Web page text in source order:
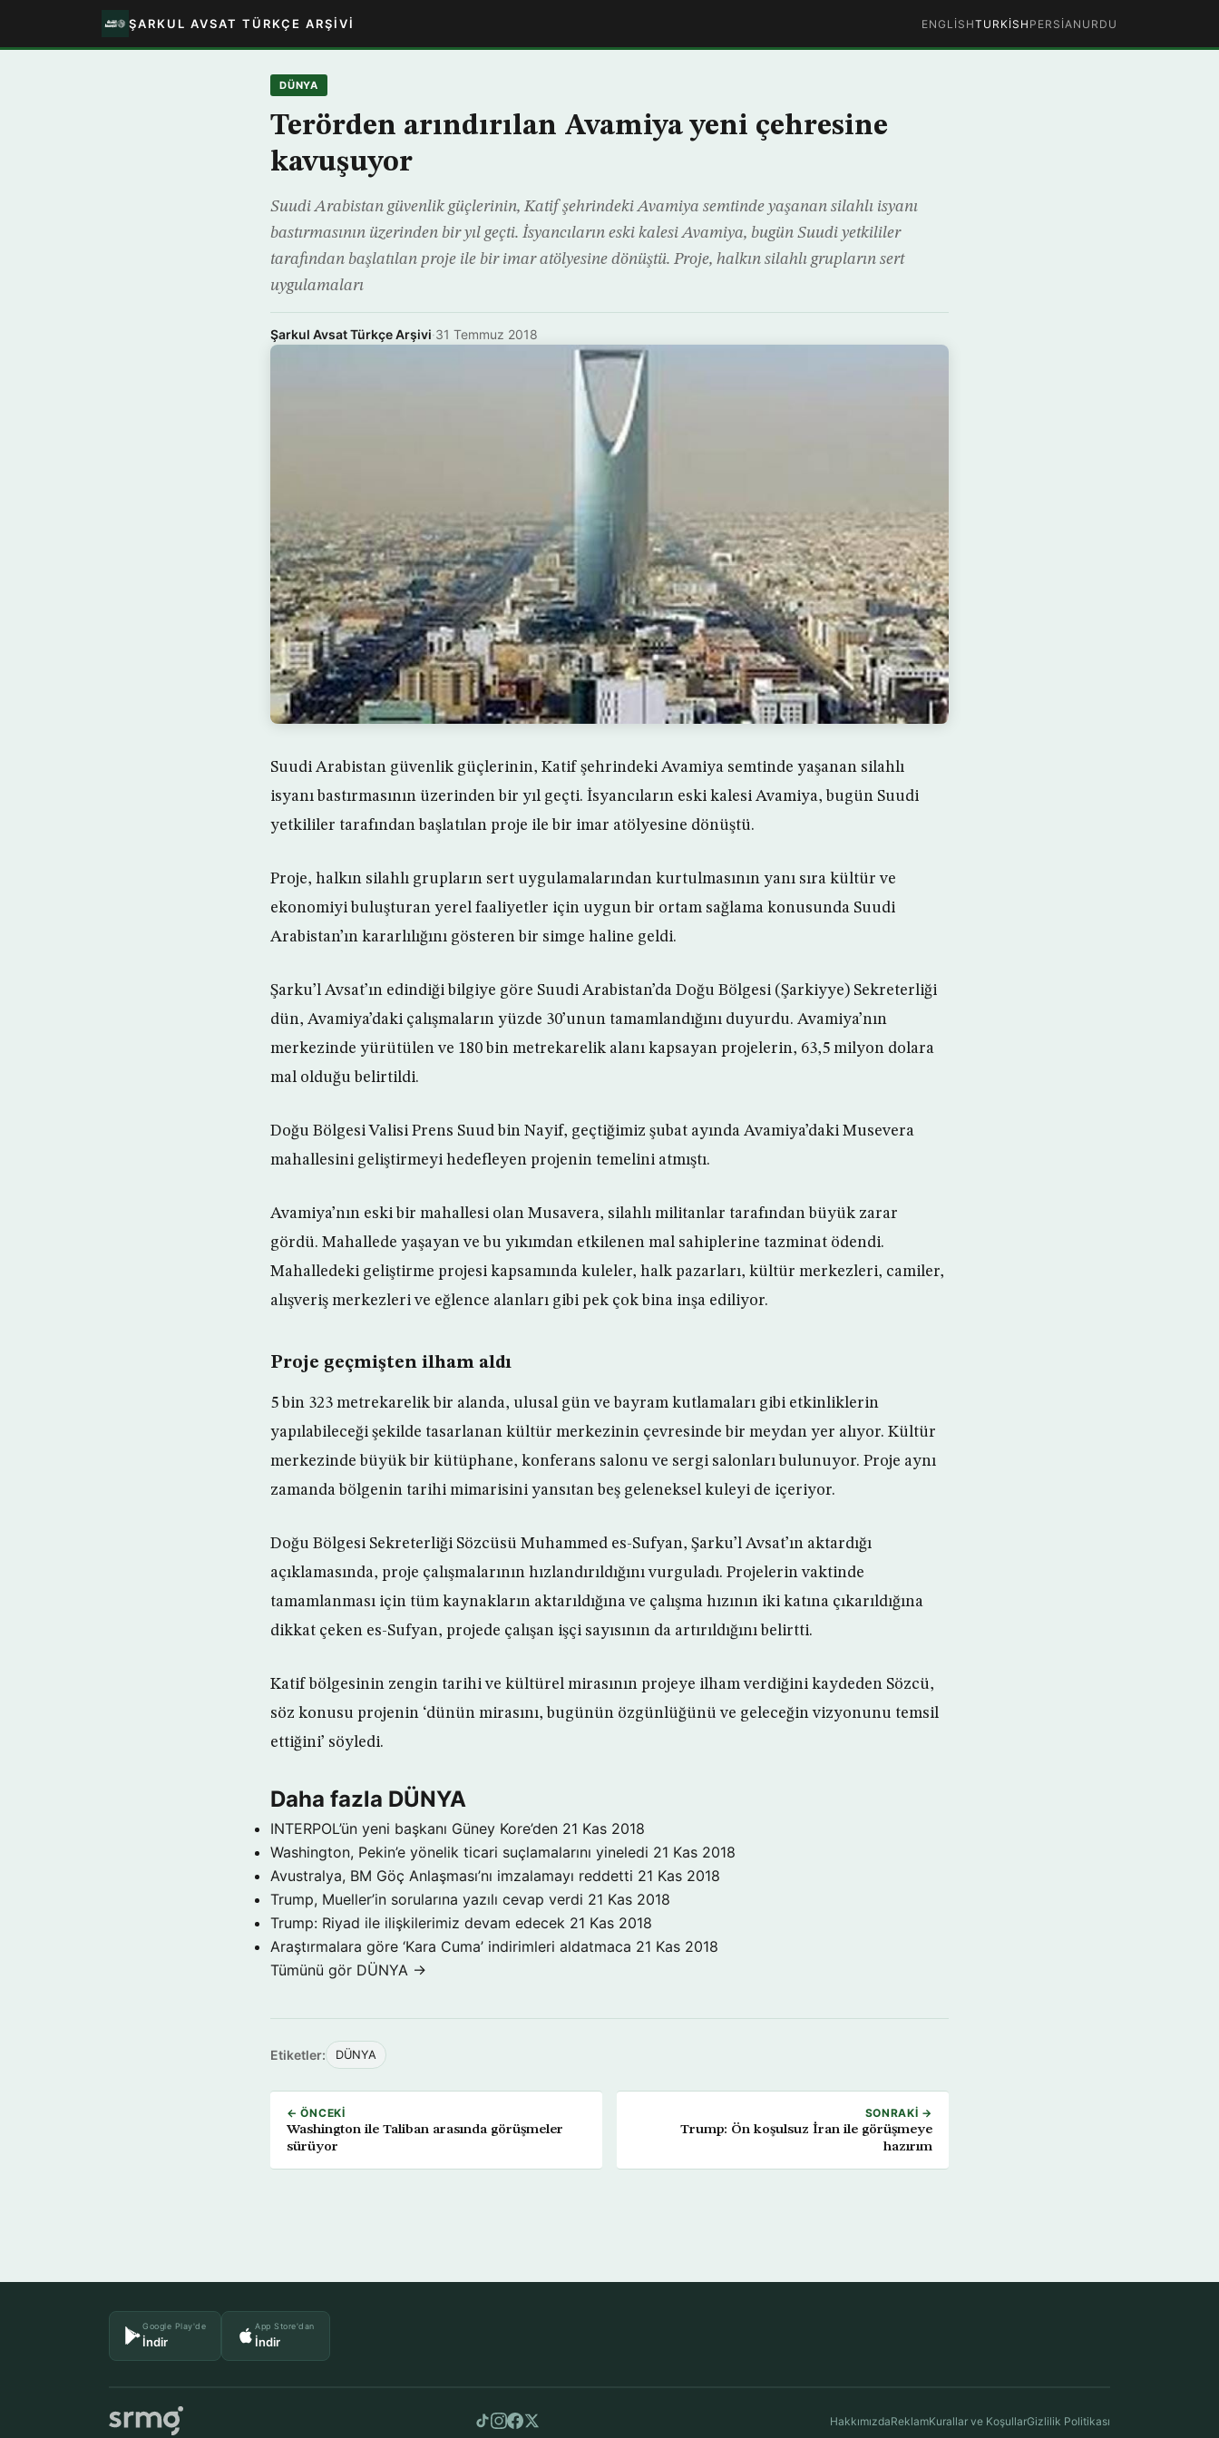
ŞARKUL AVSAT TÜRKÇE ARŞIVI ENGLISHTURKISH PERSIAN URDU
DÜNYA
Terörden arındırılan Avamiya yeni çehresine
kavuşuyor
Suudi Arabistan güvenlik güçlerinin, Katif şehrindeki Avamiya semtinde yaşanan silahlı isyanı
bastırmasının üzerinden bir yıl geçti. İsyancıların eski kalesi Avamiya, bugün Suudi yetkililer
tarafından başlatılan proje ile bir imar atölyesine dönüştü. Proje, halkın silahlı grupların sert
uygulamaları
Şarkul Avsat Türkçe Arşivi·31 Temmuz 2018
Suudi Arabistan güvenlik güçlerinin, Katif şehrindeki Avamiya semtinde yaşanan silahlı
isyanı bastırmasının üzerinden bir yıl geçti. İsyancıların eski kalesi Avamiya, bugün Suudi
yetkililer tarafından başlatılan proje ile bir imar atölyesine dönüştü.
Proje, halkın silahlı grupların sert uygulamalarından kurtulmasının yanı sıra kültür ve
ekonomiyi buluşturan yerel faaliyetler için uygun bir ortam sağlama konusunda Suudi
Arabistan’ın kararlılığını gösteren bir simge haline geldi.
Şarku’l Avsat’ın edindiği bilgiye göre Suudi Arabistan’da Doğu Bölgesi (Şarkiyye) Sekreterliği
dün, Avamiya’daki çalışmaların yüzde 30’unun tamamlandığını duyurdu. Avamiya’nın
merkezinde yürütülen ve 180 bin metrekarelik alanı kapsayan projelerin, 63,5 milyon dolara
mal olduğu belirtildi.
Doğu Bölgesi Valisi Prens Suud bin Nayif, geçtiğimiz şubat ayında Avamiya’daki Musevera
mahallesini geliştirmeyi hedefleyen projenin temelini atmıştı.
Avamiya’nın eski bir mahallesi olan Musavera, silahlı militanlar tarafından büyük zarar
gördü. Mahallede yaşayan ve bu yıkımdan etkilenen mal sahiplerine tazminat ödendi.
Mahalledeki geliştirme projesi kapsamında kuleler, halk pazarları, kültür merkezleri, camiler,
alışveriş merkezleri ve eğlence alanları gibi pek çok bina inşa ediliyor.
Proje geçmişten ilham aldı
5 bin 323 metrekarelik bir alanda, ulusal gün ve bayram kutlamaları gibi etkinliklerin
yapılabileceği şekilde tasarlanan kültür merkezinin çevresinde bir meydan yer alıyor. Kültür
merkezinde büyük bir kütüphane, konferans salonu ve sergi salonları bulunuyor. Proje aynı
zamanda bölgenin tarihi mimarisini yansıtan beş geleneksel kuleyi de içeriyor.
Doğu Bölgesi Sekreterliği Sözcüsü Muhammed es-Sufyan, Şarku’l Avsat’ın aktardığı
açıklamasında, proje çalışmalarının hızlandırıldığını vurguladı. Projelerin vaktinde
tamamlanması için tüm kaynakların aktarıldığına ve çalışma hızının iki katına çıkarıldığına
dikkat çeken es-Sufyan, projede çalışan işçi sayısının da artırıldığını belirtti.
Katif bölgesinin zengin tarihi ve kültürel mirasının projeye ilham verdiğini kaydeden Sözcü,
söz konusu projenin ‘dünün mirasını, bugünün özgünlüğünü ve geleceğin vizyonunu temsil
ettiğini’ söyledi.
Daha fazla DÜNYA
INTERPOL’ün yeni başkanı Güney Kore’den 21 Kas 2018
Washington, Pekin’e yönelik ticari suçlamalarını yineledi 21 Kas 2018
Avustralya, BM Göç Anlaşması’nı imzalamayı reddetti 21 Kas 2018
Trump, Mueller’in sorularına yazılı cevap verdi 21 Kas 2018
Trump: Riyad ile ilişkilerimiz devam edecek 21 Kas 2018
Araştırmalara göre ‘Kara Cuma’ indirimleri aldatmaca 21 Kas 2018
Tümünü gör DÜNYA →
Etiketler: DÜNYA
← ÖNCEKI
Washington ile Taliban arasında görüşmeler
sürüyor
SONRAKI →
Trump: Ön koşulsuz İran ile görüşmeye
hazırım
Google Play'de
İndir
App Store'dan
İndir
HakkımızdaReklamKurallar ve KoşullarGizlilik Politikası